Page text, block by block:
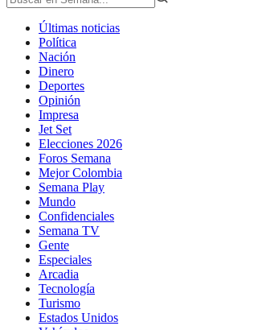
Últimas noticias
Política
Nación
Dinero
Deportes
Opinión
Impresa
Jet Set
Elecciones 2026
Foros Semana
Mejor Colombia
Semana Play
Mundo
Confidenciales
Semana TV
Gente
Especiales
Arcadia
Tecnología
Turismo
Estados Unidos